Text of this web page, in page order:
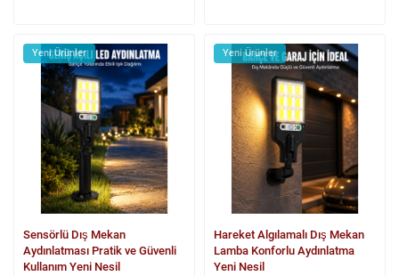
Yeni Ürünler
Sensörlü Dış Mekan
Aydınlatması Pratik ve Güvenli
Kullanım Yeni Nesil
Yeni Ürünler
Hareket Algılamalı Dış Mekan
Lamba Konforlu Aydınlatma
Yeni Nesil